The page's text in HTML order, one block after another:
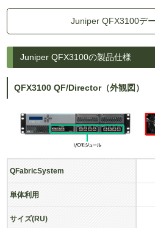
Juniper QFX3100デ
Juniper QFX3100の製品仕様
QFX3100 QF/Director（外観図）
QFabricSystem
単体利用
サイズ(RU)